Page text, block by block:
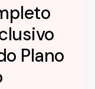
Plano